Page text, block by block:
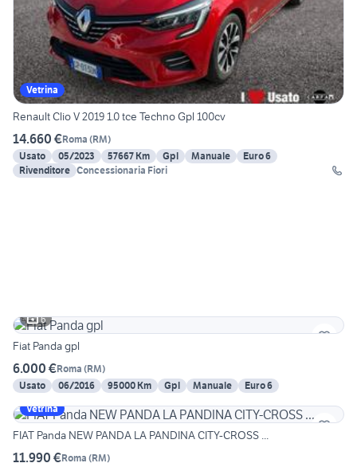
Vetrina
Renault Clio V 2019 1.0 tce Techno Gpl 100cv
14.660 €Roma (RM)
Usato
05/2023 57667 Km Gpl Manuale
Euro 6
Rivenditore Concessionaria Fiori
6
Fiat Panda gpl
6.000 €Roma (RM)
Usato
06/2016 95000 Km Gpl Manuale
Euro 6
Vetrina
FIAT Panda NEW PANDA LA PANDINA CITY-CROSS ...
11.990 €Roma (RM)